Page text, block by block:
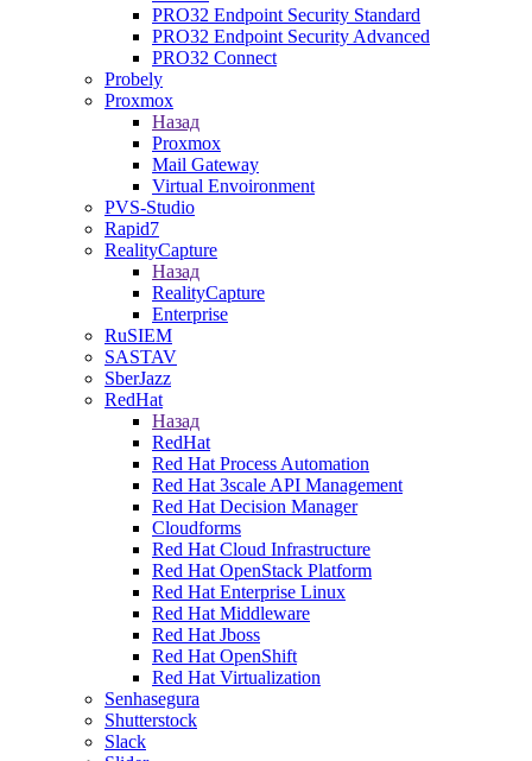
PRO32 Endpoint Security Standard
PRO32 Endpoint Security Advanced
PRO32 Connect
Probely
Proxmox
Назад
Proxmox
Mail Gateway
Virtual Envoironment
PVS-Studio
Rapid7
RealityCapture
Назад
RealityCapture
Enterprise
RuSIEM
SASTAV
SberJazz
RedHat
Назад
RedHat
Red Hat Process Automation
Red Hat 3scale API Management
Red Hat Decision Manager
Cloudforms
Red Hat Cloud Infrastructure
Red Hat OpenStack Platform
Red Hat Enterprise Linux
Red Hat Middleware
Red Hat Jboss
Red Hat OpenShift
Red Hat Virtualization
Senhasegura
Shutterstock
Slack